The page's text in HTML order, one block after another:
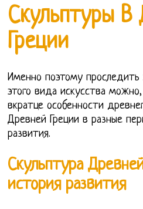
Скульптуры В
Греции
Именно поэтому проследить
этого вида искусства можно,
вкратце особенности
Древней Греции в разные
развития.
Скульптура
история развития